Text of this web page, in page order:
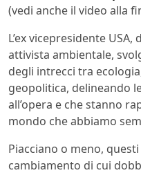
(vedi anche il video alla
L’ex vicepresidente
attivista ambientale,
degli intrecci tra
geopolitica, delineando
all’opera e che stanno
mondo che abbiamo
Piacciano o meno,
cambiamento di cui